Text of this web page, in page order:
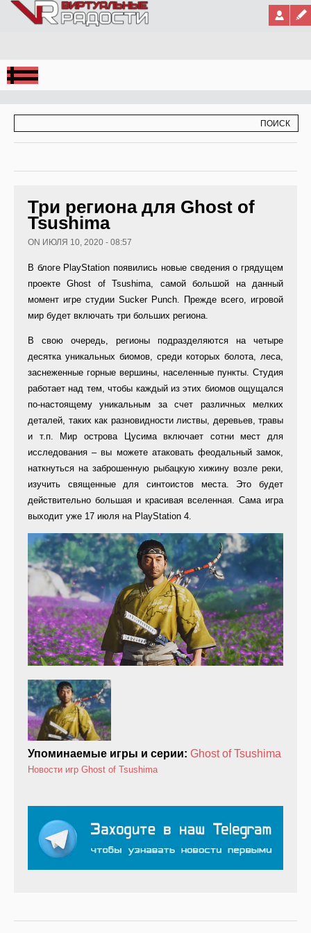
Jump to Navigation
Три региона для Ghost of
Tsushima
ON ИЮЛЯ 10, 2020 - 08:57
В блоге PlayStation появились новые сведения о грядущем
проекте Ghost of Tsushima, самой большой на данный
момент игре студии Sucker Punch. Прежде всего, игровой
мир будет включать три больших региона.
В свою очередь, регионы подразделяются на четыре
десятка уникальных биомов, среди которых болота, леса,
заснеженные горные вершины, населенные пункты. Студия
работает над тем, чтобы каждый из этих биомов ощущался
по-настоящему уникальным за счет различных мелких
деталей, таких как разновидности листвы, деревьев, травы
и т.п. Мир острова Цусима включает сотни мест для
исследования – вы можете атаковать феодальный замок,
наткнуться на заброшенную рыбацкую хижину возле реки,
изучить священные для синтоистов места. Это будет
действительно большая и красивая вселенная. Сама игра
выходит уже 17 июля на PlayStation 4.
Упоминаемые игры и серии: Ghost of Tsushima
Новости игр Ghost of Tsushima